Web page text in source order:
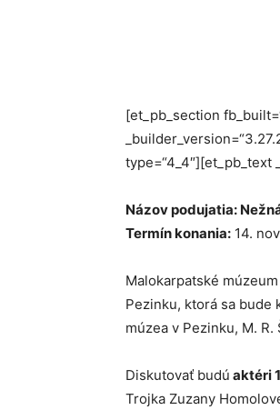
[et_pb_section
type=“4_4″][et_pb_text
Názov podujatia:
Termín konania: 14.
Malokarpatské
Pezinku, ktorá sa bude
múzea v Pezinku, M.
Diskutovať budú aktéri
Trojka Zuzany